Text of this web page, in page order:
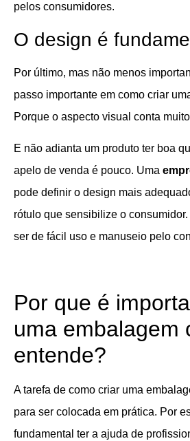
pelos consumidores.
O design é
Por último, mas não menos
passo importante em como criar
Porque o aspecto visual conta
E não adianta um produto ter boa
apelo de venda é pouco. Uma
pode definir o design mais
rótulo que sensibilize o
ser de fácil uso e manuseio pelo
Por que é
uma embalagem
entende?
A tarefa de como criar uma
para ser colocada em prática. Por
fundamental ter a ajuda de